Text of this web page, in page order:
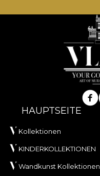
HAUPTSEITE
Kollektionen
KINDERKOLLEKTIONEN
Wandkunst Kollektionen